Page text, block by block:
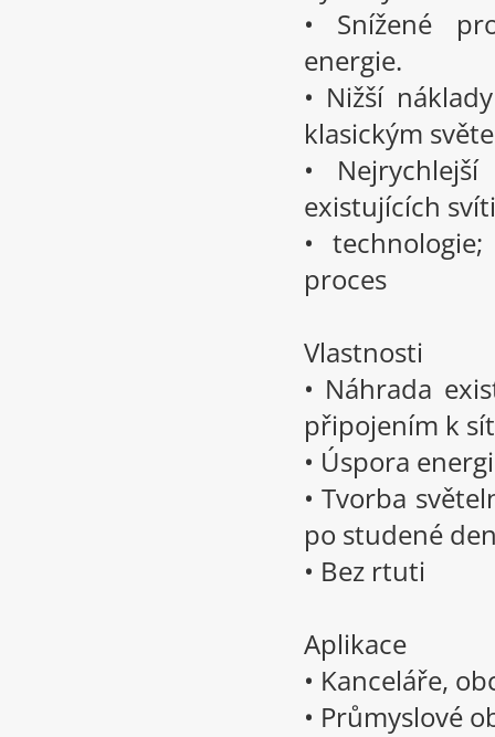
• Snížené
energie.
• Nižší
klasickým
•
existujících
•
proces
Vlastnosti
• Náhrada
připojením k
• Úspora
• Tvorba
po studené
• Bez rtuti
Aplikace
• Kanceláře,
• Průmyslové